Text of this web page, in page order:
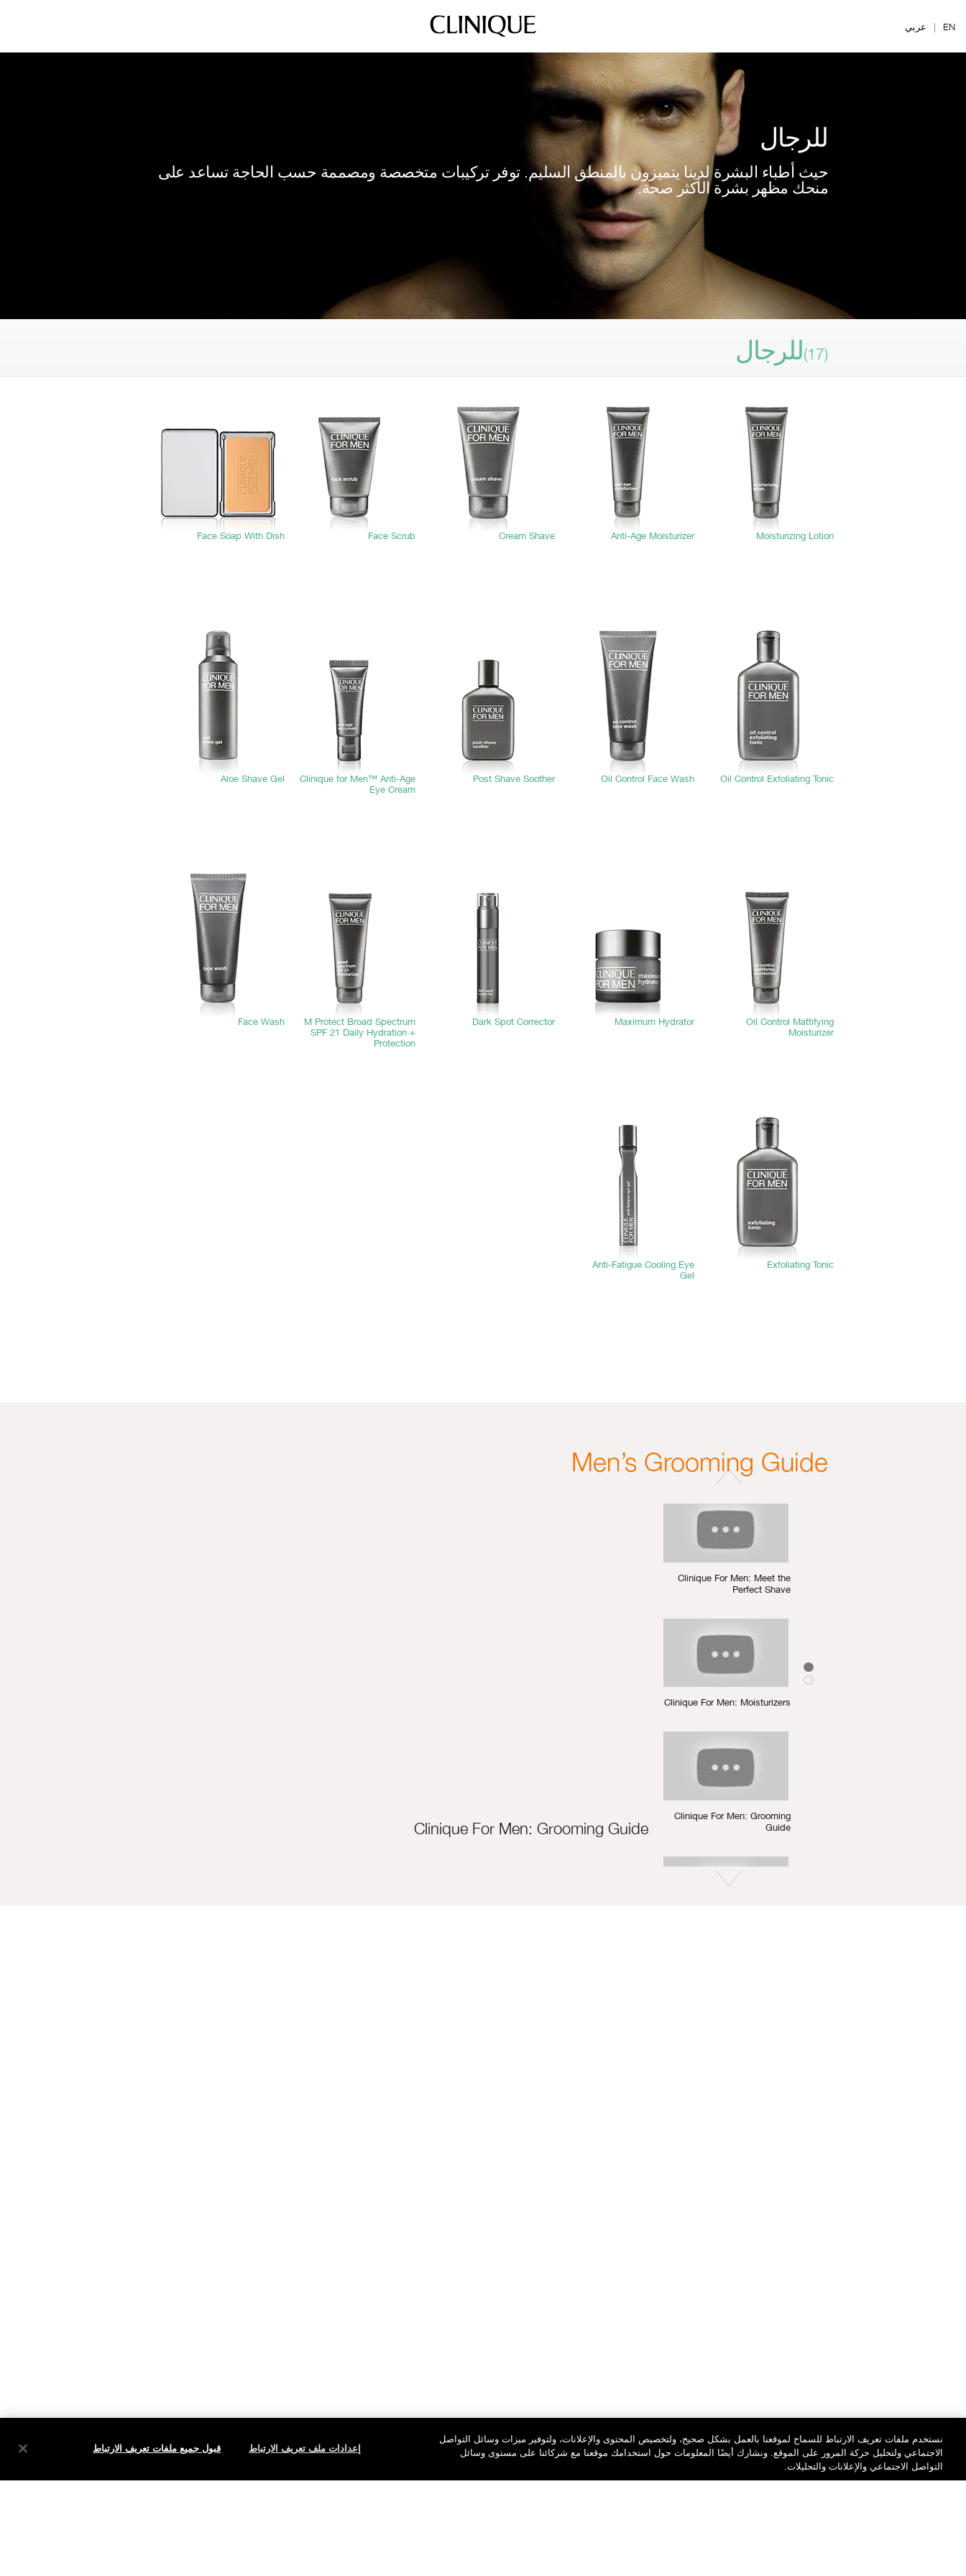
main
EN
| عربي
للرجال
حيث أطباء البشرة لدينا يتميزون بالمنطق السليم. توفر تركيبات متخصصة ومصممة حسب الحاجة تساعد على
منحك مظهر بشرة الأكثر صحة.
للرجال (17)
Moisturizing Lotion
Anti-Age Moisturizer
Cream Shave
Face Scrub
Face Soap With Dish
Oil Control Exfoliating Tonic
Oil Control Face Wash
Post Shave Soother
Clinique for Men™ Anti-Age
Eye Cream
Aloe Shave Gel
Oil Control Mattifying
Moisturizer
Maximum Hydrator
Dark Spot Corrector
M Protect Broad Spectrum
SPF 21 Daily Hydration +
Protection
Face Wash
Exfoliating Tonic
Anti-Fatigue Cooling Eye
Gel
Men’s Grooming Guide
Clinique For Men: Grooming Guide
Clinique For Men: Moisturizers
Clinique For Men: Daily Care
Clinique For Men: Meet the
Perfect Shave
Clinique For Men: Moisturizers
Clinique For Men: Grooming
Guide
نستخدم ملفات تعريف الارتباط للسماح لموقعنا بالعمل بشكل صحيح، ولتخصيص المحتوى والإعلانات، ولتوفير ميزات وسائل التواصل
الاجتماعي ولتحليل حركة المرور على الموقع. ونشارك أيضًا المعلومات حول استخدامك موقعنا مع شركائنا على مستوى وسائل
التواصل الاجتماعي والإعلانات والتحليلات.
إعدادات ملف تعريف الارتباط قبول جميع ملفات تعريف الارتباط